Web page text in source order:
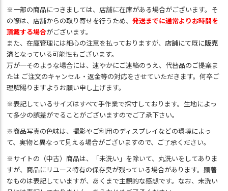
※一部の商品につきましては、店舗に在庫がある場合がございます。そ
の際は、店舗からの取り寄せを行うため、発送までに通常よりお時間を
頂戴する場合がございます。
また、在庫管理には細心の注意を払っておりますが、店舗にて既に販売
済となっている可能性もございます。
万が一そのような場合には、速やかにご連絡のうえ、代替品のご提案ま
たは ご注文のキャンセル・返金等の対応をさせていただきます。何卒ご
理解賜りますようお願い申し上げます。
※表記しているサイズはすべて手作業で採寸しております。生地によっ
て多少の誤差がでることがございますのでご了承下さい。
※商品写真の色味は、撮影やご利用のディスプレイなどの環境によっ
て、実物と異なって見える場合がございますので、ご了承ください。
※サイトの（中古）商品は、「未洗い」を除いて、丸洗いをしてありま
すが、商品にリユース特有の保存臭が残っている場合があります。顕著
なものは表記していますが、あくまで主観的な感想です。なお、未洗い